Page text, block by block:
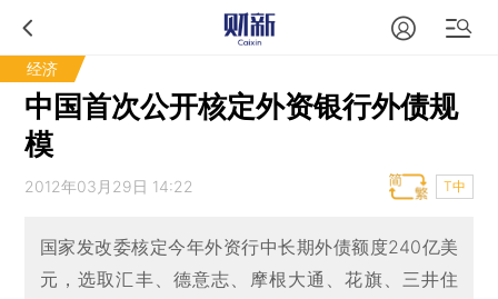
经济
中国首次公开核定外资银行外债规
模
2012年03月29日 14:22 T中
国家发改委核定今年外资行中长期外债额度240亿美
元，选取汇丰、德意志、摩根大通、花旗、三井住